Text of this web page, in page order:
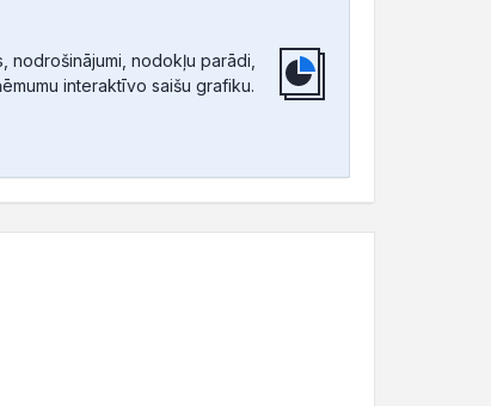
nodokļu parādi,
interaktīvo saišu grafiku.